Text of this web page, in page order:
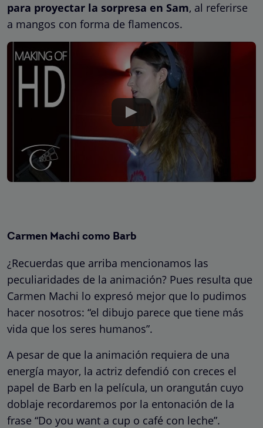
para proyectar la sorpresa en Sam, al referirse
a mangos con forma de flamencos.
Carmen Machi como Barb
¿Recuerdas que arriba mencionamos las
peculiaridades de la animación? Pues resulta que
Carmen Machi lo expresó mejor que lo pudimos
hacer nosotros: “el dibujo parece que tiene más
vida que los seres humanos”.
A pesar de que la animación requiera de una
energía mayor, la actriz defendió con creces el
papel de Barb en la película, un orangután cuyo
doblaje recordaremos por la entonación de la
frase “Do you want a cup o café con leche”.